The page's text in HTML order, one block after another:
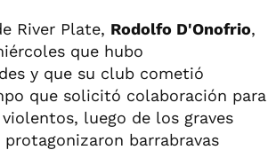
River Plate, Rodolfo D'Onofrio,
que hubo
y que su club cometió
que solicitó colaboración para
luego de los graves
barrabravas